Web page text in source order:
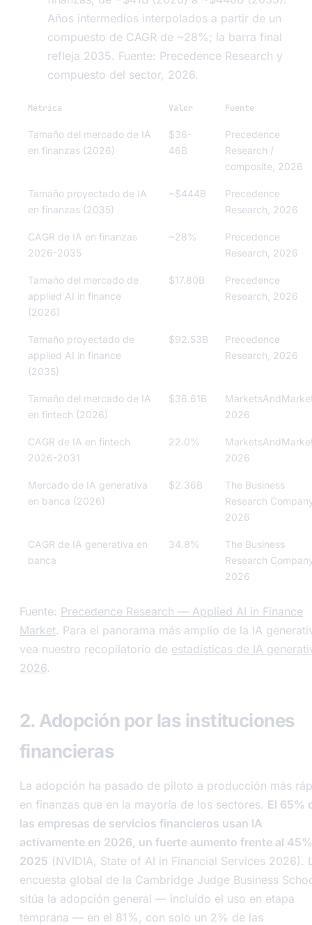
Años intermedios interpolados a partir de un
compuesto de CAGR de ~28%; la barra final
refleja 2035. Fuente: Precedence Research y
compuesto del sector, 2026.
Métrica Valor Fuente
Tamaño del mercado de IA
en finanzas (2026)
$36-
46B
Precedence
Research /
composite, 2026
Tamaño proyectado de IA
en finanzas (2035)
~$444B
Precedence
Research, 2026
CAGR de IA en finanzas
2026-2035
~28%
Precedence
Research, 2026
Tamaño del mercado de
applied AI in finance
(2026)
$17.80B
Precedence
Research, 2026
Tamaño proyectado de
applied AI in finance
(2035)
$92.53B
Precedence
Research, 2026
Tamaño del mercado de IA
en fintech (2026)
$36.61B
2026
CAGR de IA en fintech
2026-2031
22.0%
2026
Mercado de IA generativa
en banca (2026)
$2.36B
The Business
Research
2026
CAGR de IA generativa en
banca
34.8%
The Business
Research
2026
Fuente: Precedence Research — Applied AI in Finance
Market. Para el panorama más amplio de la IA
vea nuestro recopilatorio de estadísticas de IA
2026.
2. Adopción por las instituciones
financieras
La adopción ha pasado de piloto a producción más
en finanzas que en la mayoría de los sectores. El 65%
las empresas de servicios financieros usan IA
activamente en 2026, un fuerte aumento frente al
2025 (NVIDIA, State of AI in Financial Services 2026).
encuesta global de la Cambridge Judge Business
sitúa la adopción general — incluido el uso en etapa
temprana — en el 81%, con solo un 2% de las